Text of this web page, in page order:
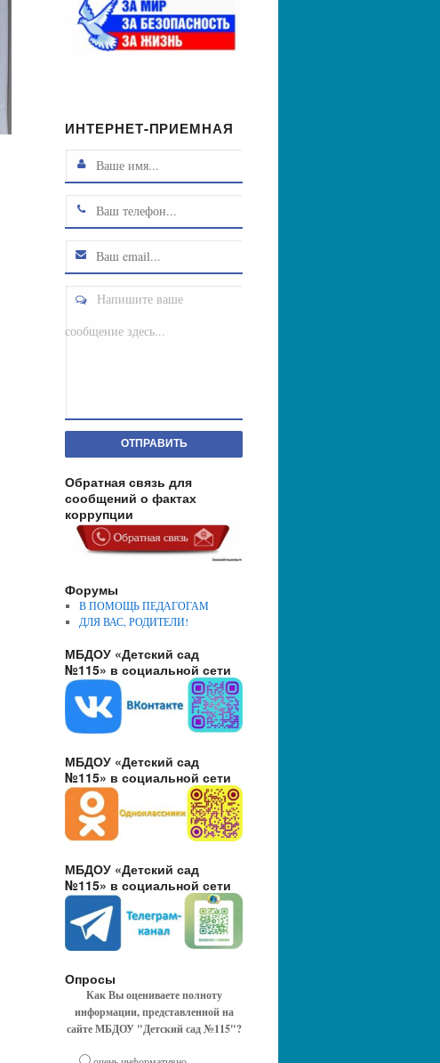
ИНТЕРНЕТ-ПРИЕМНАЯ
Напишите ваше
сообщение здесь...
ОТПРАВИТЬ
Обратная связь для
сообщений о фактах
коррупции
Форумы
В ПОМОЩЬ ПЕДАГОГАМ
ДЛЯ ВАС, РОДИТЕЛИ!
МБДОУ «Детский сад
№115» в социальной сети
МБДОУ «Детский сад
№115» в социальной сети
МБДОУ «Детский сад
№115» в социальной сети
Опросы
Как Вы оцениваете полноту
информации, представленной на
сайте МБДОУ "Детский сад №115"?